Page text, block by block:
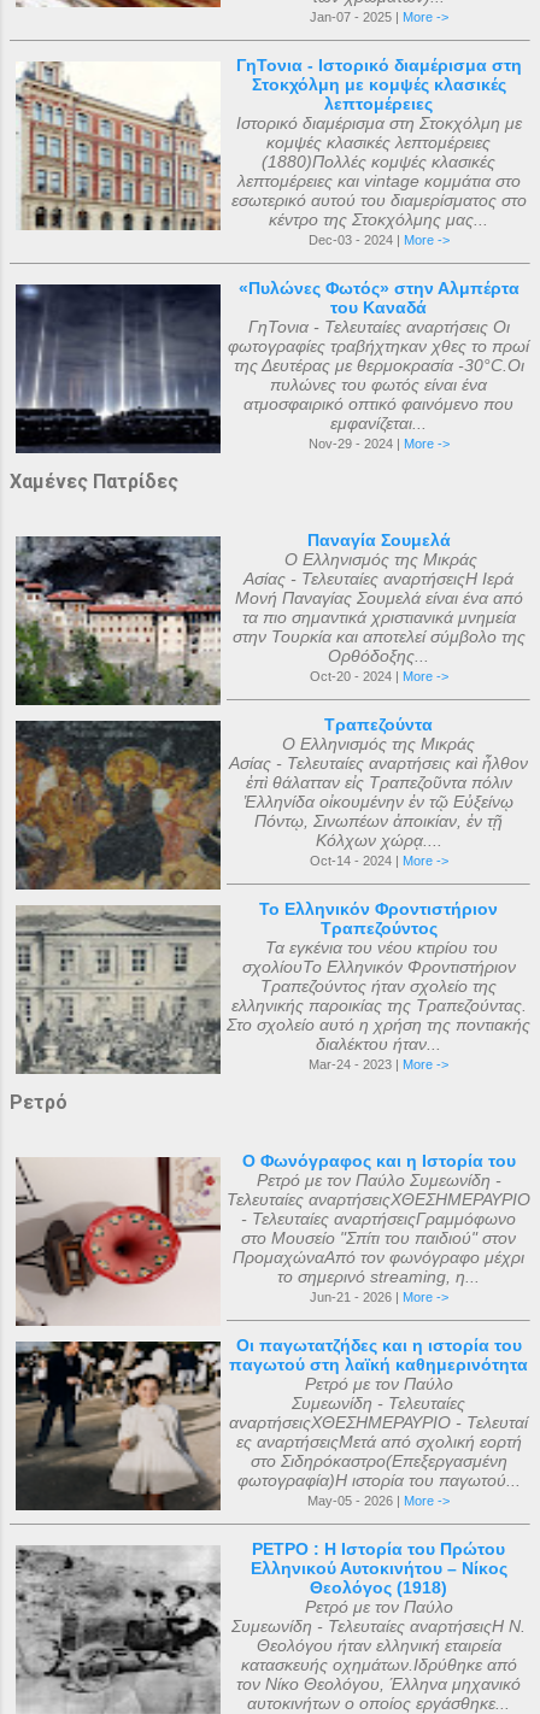
Jan-07 - 2025 | More ->
ΓηΤονια - Ιστορικό διαμέρισμα στη
Στοκχόλμη με κομψές κλασικές
λεπτομέρειες
Ιστορικό διαμέρισμα στη Στοκχόλμη με
κομψές κλασικές λεπτομέρειες
(1880)Πολλές κομψές κλασικές
λεπτομέρειες και vintage κομμάτια στο
εσωτερικό αυτού του διαμερίσματος στο
κέντρο της Στοκχόλμης μας...
Dec-03 - 2024 | More ->
«Πυλώνες Φωτός» στην Αλμπέρτα
του Καναδά
ΓηΤονια - Τελευταίες αναρτήσεις Οι
φωτογραφίες τραβήχτηκαν χθες το πρωί
της Δευτέρας με θερμοκρασία -30°C.Οι
πυλώνες του φωτός είναι ένα
ατμοσφαιρικό οπτικό φαινόμενο που
εμφανίζεται...
Nov-29 - 2024 | More ->
Χαμένες Πατρίδες
Παναγία Σουμελά
Ο Ελληνισμός της Μικράς
Ασίας - Τελευταίες αναρτήσειςΗ Ιερά
Μονή Παναγίας Σουμελά είναι ένα από
τα πιο σημαντικά χριστιανικά μνημεία
στην Τουρκία και αποτελεί σύμβολο της
Ορθόδοξης...
Oct-20 - 2024 | More ->
Τραπεζούντα
Ο Ελληνισμός της Μικράς
Ασίας - Τελευταίες αναρτήσεις καὶ ἦλθον
ἐπὶ θάλατταν εἰς Τραπεζοῦντα πόλιν
Ἑλληνίδα οἰκουμένην ἐν τῷ Εὐξείνῳ
Πόντῳ, Σινωπέων ἀποικίαν, ἐν τῇ
Κόλχων χώρᾳ....
Oct-14 - 2024 | More ->
Το Ελληνικόν Φροντιστήριον
Τραπεζούντος
Τα εγκένια του νέου κτιρίου του
σχολίουΤο Ελληνικόν Φροντιστήριον
Τραπεζούντος ήταν σχολείο της
ελληνικής παροικίας της Τραπεζούντας.
Στο σχολείο αυτό η χρήση της ποντιακής
διαλέκτου ήταν...
Mar-24 - 2023 | More ->
Ρετρό
Ο Φωνόγραφος και η Ιστορία του
Ρετρό με τον Παύλο Συμεωνίδη -
Τελευταίες αναρτήσειςΧΘΕΣΗΜΕΡΑΥΡΙΟ
- Τελευταίες αναρτήσειςΓραμμόφωνο
στο Μουσείο "Σπίτι του παιδιού" στον
ΠρομαχώναΑπό τον φωνόγραφο μέχρι
το σημερινό streaming, η...
Jun-21 - 2026 | More ->
Οι παγωτατζήδες και η ιστορία του
παγωτού στη λαϊκή καθημερινότητα
Ρετρό με τον Παύλο
Συμεωνίδη - Τελευταίες
αναρτήσειςΧΘΕΣΗΜΕΡΑΥΡΙΟ - Τελευταί
ες αναρτήσειςΜετά από σχολική εορτή
στο Σιδηρόκαστρο(Επεξεργασμένη
φωτογραφία)Η ιστορία του παγωτού...
May-05 - 2026 | More ->
ΡΕΤΡΟ : Η Ιστορία του Πρώτου
Ελληνικού Αυτοκινήτου – Νίκος
Θεολόγος (1918)
Ρετρό με τον Παύλο
Συμεωνίδη - Τελευταίες αναρτήσειςΗ Ν.
Θεολόγου ήταν ελληνική εταιρεία
κατασκευής οχημάτων.Ιδρύθηκε από
τον Νίκο Θεολόγου, Έλληνα μηχανικό
αυτοκινήτων ο οποίος εργάσθηκε...